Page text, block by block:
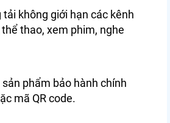
không giới hạn các kênh
thao, xem phim, nghe
phẩm bảo hành chính
mã QR code.